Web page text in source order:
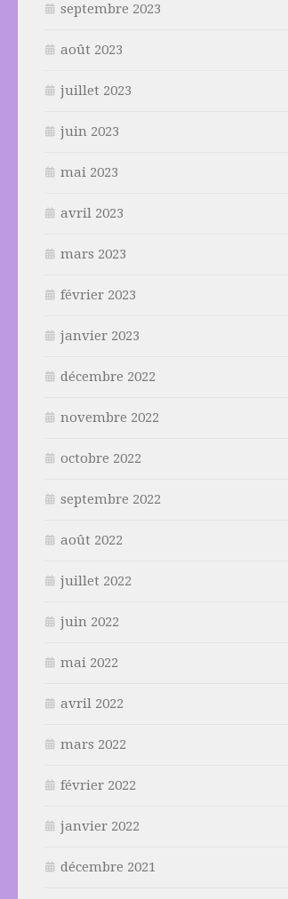
septembre 2023
août 2023
juillet 2023
juin 2023
mai 2023
avril 2023
mars 2023
février 2023
janvier 2023
décembre 2022
novembre 2022
octobre 2022
septembre 2022
août 2022
juillet 2022
juin 2022
mai 2022
avril 2022
mars 2022
février 2022
janvier 2022
décembre 2021